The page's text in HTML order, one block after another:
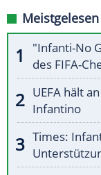
Meistgelesen
"Infanti-No
des FIFA-
UEFA hält
Infantino
Times: